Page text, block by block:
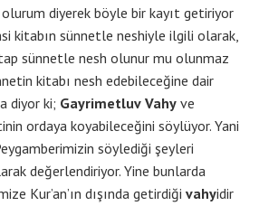
diyerek böyle bir kayıt getiriyor
kitabın sünnetle neshiyle ilgili olarak,
sünnetle nesh olunur mu olunmaz
kitabı nesh edebileceğine dair
diyor ki; Gayrimetluv Vahy ve
ordaya koyabileceğini söylüyor. Yani
söylediği şeyleri
değerlendiriyor. Yine bunlarda
Kur’an’ın dışında getirdiği vahyidir